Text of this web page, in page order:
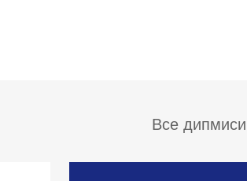
Все